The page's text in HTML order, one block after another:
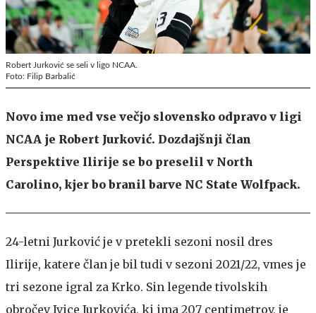
Robert Jurković se seli v ligo NCAA.
Foto: Filip Barbalić
Novo ime med vse večjo slovensko odpravo v ligi
NCAA je Robert Jurković. Dozdajšnji član
Perspektive Ilirije se bo preselil v North
Carolino, kjer bo branil barve NC State Wolfpack.
24-letni Jurković je v pretekli sezoni nosil dres
Ilirije, katere član je bil tudi v sezoni 2021/22, vmes je
tri sezone igral za Krko. Sin legende tivolskih
obročev Ivice Jurkovića, ki ima 207 centimetrov, je